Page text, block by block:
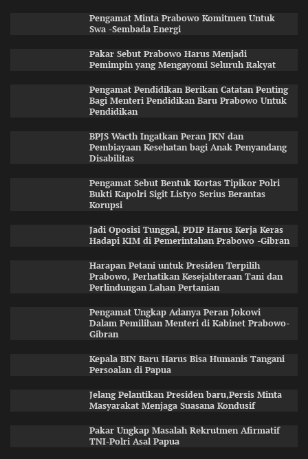
Pengamat Minta Prabowo Komitmen Untuk
Swa -Sembada Energi
Pakar Sebut Prabowo Harus Menjadi
Pemimpin yang Mengayomi Seluruh Rakyat
Pengamat Pendidikan Berikan Catatan Penting
Bagi Menteri Pendidikan Baru Prabowo Untuk
Pendidikan
BPJS Wacth Ingatkan Peran JKN dan
Pembiayaan Kesehatan bagi Anak Penyandang
Disabilitas
Pengamat Sebut Bentuk Kortas Tipikor Polri
Bukti Kapolri Sigit Listyo Serius Berantas
Korupsi
Jadi Oposisi Tunggal, PDIP Harus Kerja Keras
Hadapi KIM di Pemerintahan Prabowo -Gibran
Harapan Petani untuk Presiden Terpilih
Prabowo, Perhatikan Kesejahteraan Tani dan
Perlindungan Lahan Pertanian
Pengamat Ungkap Adanya Peran Jokowi
Dalam Pemilihan Menteri di Kabinet Prabowo-
Gibran
Kepala BIN Baru Harus Bisa Humanis Tangani
Persoalan di Papua
Jelang Pelantikan Presiden baru,Persis Minta
Masyarakat Menjaga Suasana Kondusif
Pakar Ungkap Masalah Rekrutmen Afirmatif
TNI-Polri Asal Papua